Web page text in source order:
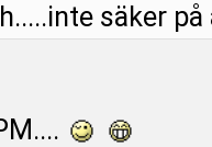
säker